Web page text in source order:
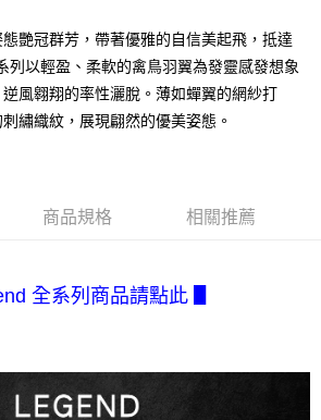
】
分期」，訂單成立後會自動跳轉到大哥付的交易
擇欲分期的期數、繳款截止日，確認付款後即完
及費用金額請依後續交易確認頁面所載為準。
，「大哥付你分期」於每月結算日後寄送繳費提
」等通路繳費。
付你分期」之契約關係目的，商店將以您的個人
」】
商品之後才付款」的支付方式。 讓您購物簡單
將收到繳費通知簡訊。
同意取消之訂單仍視為有效，需透過AFTEE先享
先享後付 」之結帳頁面顯示為準，若有關於
含以上)免運費
艷冠群芳，帶著優雅的自信美起飛，抵達
列以輕盈、柔軟的禽鳥羽翼為發靈感發想象
風翱翔的率性灑脫。薄如蟬翼的網紗打
繡織紋，展現翩然的優美姿態。
商品規格 相關推薦
全系列商品請點此 ▋